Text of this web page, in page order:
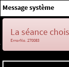
Message système
La séance
ErrorNo. 270083